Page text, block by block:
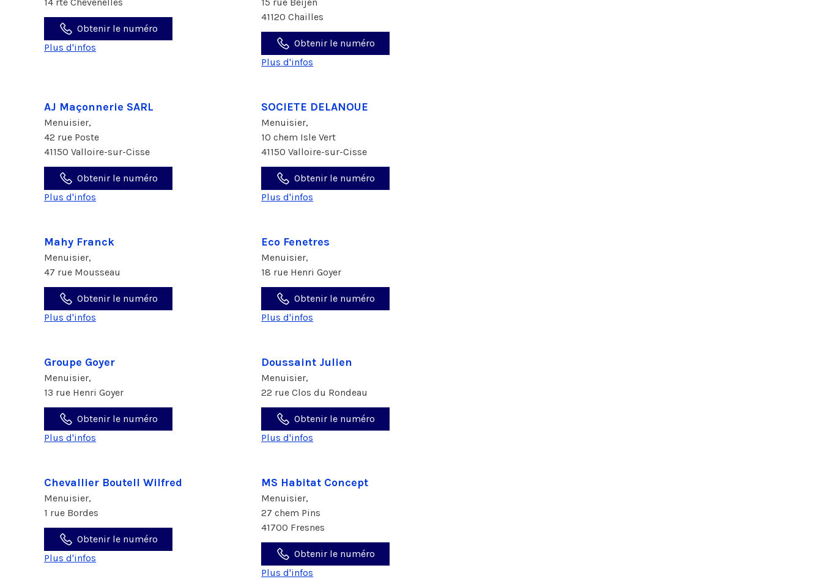
Obtenir le numéro
Plus d'infos
41120 Chailles
Obtenir le numéro
Plus d'infos
AJ Maçonnerie SARL
Menuisier,
42 rue Poste
41150 Valloire-sur-Cisse
Obtenir le numéro
Plus d'infos
SOCIETE DELANOUE
Menuisier,
10 chem Isle Vert
41150 Valloire-sur-Cisse
Obtenir le numéro
Plus d'infos
Mahy Franck
Menuisier,
47 rue Mousseau
Obtenir le numéro
Plus d'infos
Eco Fenetres
Menuisier,
18 rue Henri Goyer
Obtenir le numéro
Plus d'infos
Groupe Goyer
Menuisier,
13 rue Henri Goyer
Obtenir le numéro
Plus d'infos
Doussaint Julien
Menuisier,
22 rue Clos du Rondeau
Obtenir le numéro
Plus d'infos
Chevallier Boutell Wilfred
Menuisier,
1 rue Bordes
Obtenir le numéro
Plus d'infos
MS Habitat Concept
Menuisier,
27 chem Pins
41700 Fresnes
Obtenir le numéro
Plus d'infos